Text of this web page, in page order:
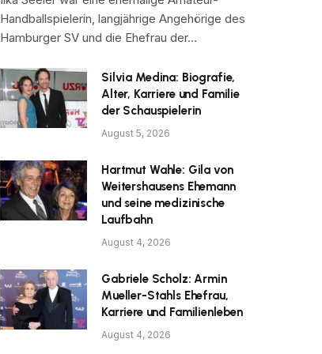
Handballspielerin, langjährige Angehörige des
Hamburger SV und die Ehefrau der…
Silvia Medina: Biografie,
Alter, Karriere und Familie
der Schauspielerin
August 5, 2026
Hartmut Wahle: Gila von
Weitershausens Ehemann
und seine medizinische
Laufbahn
August 4, 2026
Gabriele Scholz: Armin
Mueller-Stahls Ehefrau,
Karriere und Familienleben
August 4, 2026